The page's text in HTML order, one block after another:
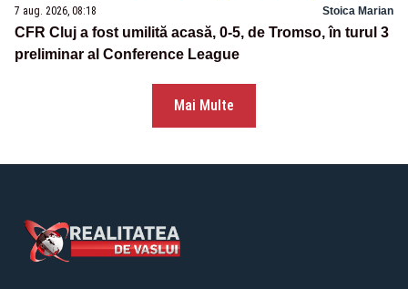
7 aug. 2026, 08:18 Stoica Marian
CFR Cluj a fost umilită acasă, 0-5, de Tromso, în turul 3
preliminar al Conference League
Mai Multe